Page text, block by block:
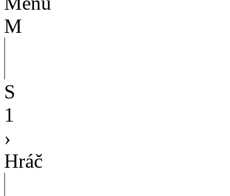
M
S
1
›
Hráč